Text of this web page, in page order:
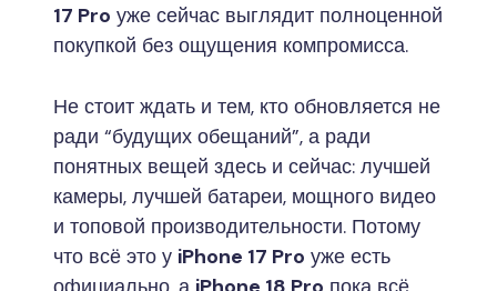
17 Pro уже сейчас выглядит полноценной
покупкой без ощущения компромисса.
Не стоит ждать и тем, кто обновляется не
ради “будущих обещаний”, а ради
понятных вещей здесь и сейчас: лучшей
камеры, лучшей батареи, мощного видео
и топовой производительности. Потому
что всё это у iPhone 17 Pro уже есть